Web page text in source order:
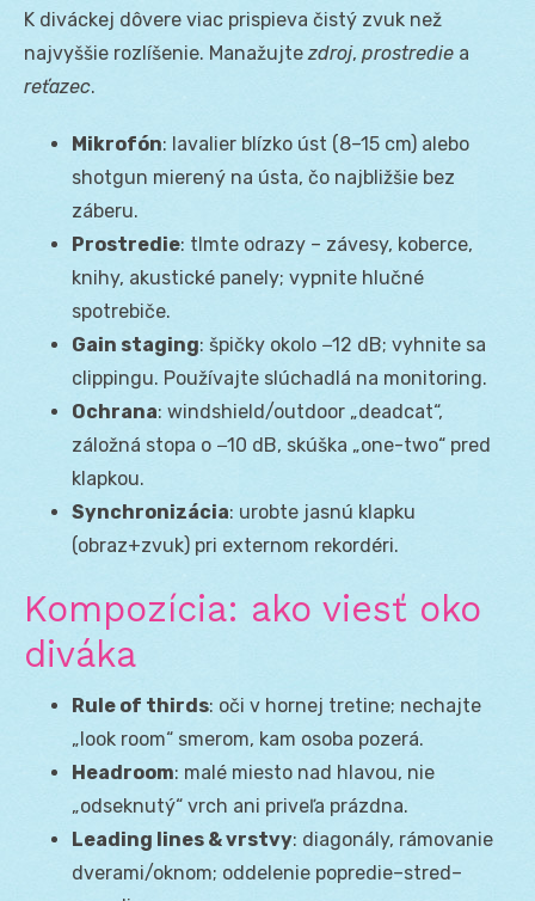
K diváckej dôvere viac prispieva čistý zvuk než
najvyššie rozlíšenie. Manažujte zdroj, prostredie a
reťazec.
Mikrofón: lavalier blízko úst (8–15 cm) alebo
shotgun mierený na ústa, čo najbližšie bez
záberu.
Prostredie: tlmte odrazy – závesy, koberce,
knihy, akustické panely; vypnite hlučné
spotrebiče.
Gain staging: špičky okolo −12 dB; vyhnite sa
clippingu. Používajte slúchadlá na monitoring.
Ochrana: windshield/outdoor „deadcat“,
záložná stopa o −10 dB, skúška „one-two“ pred
klapkou.
Synchronizácia: urobte jasnú klapku
(obraz+zvuk) pri externom rekordéri.
Kompozícia: ako viesť oko
diváka
Rule of thirds: oči v hornej tretine; nechajte
„look room“ smerom, kam osoba pozerá.
Headroom: malé miesto nad hlavou, nie
„odseknutý“ vrch ani priveľa prázdna.
Leading lines & vrstvy: diagonály, rámovanie
dverami/oknom; oddelenie popredie–stred–